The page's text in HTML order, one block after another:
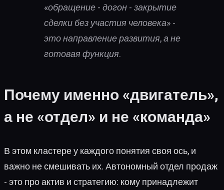
«обращение - догон - закрытие
сделки без участия человека» -
это направление развития, а не
готовая функция.
Почему именно «двигатель»,
а не «отдел» и не «команда»
В этом кластере у каждого понятия своя ось, и
важно не смешивать их. Автономный отдел продаж
- это про актив и стратегию: кому принадлежит